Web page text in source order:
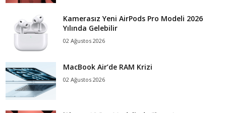
Kamerasız Yeni AirPods Pro Modeli 2026
Yılında Gelebilir
02 Ağustos 2026
MacBook Air’de RAM Krizi
02 Ağustos 2026